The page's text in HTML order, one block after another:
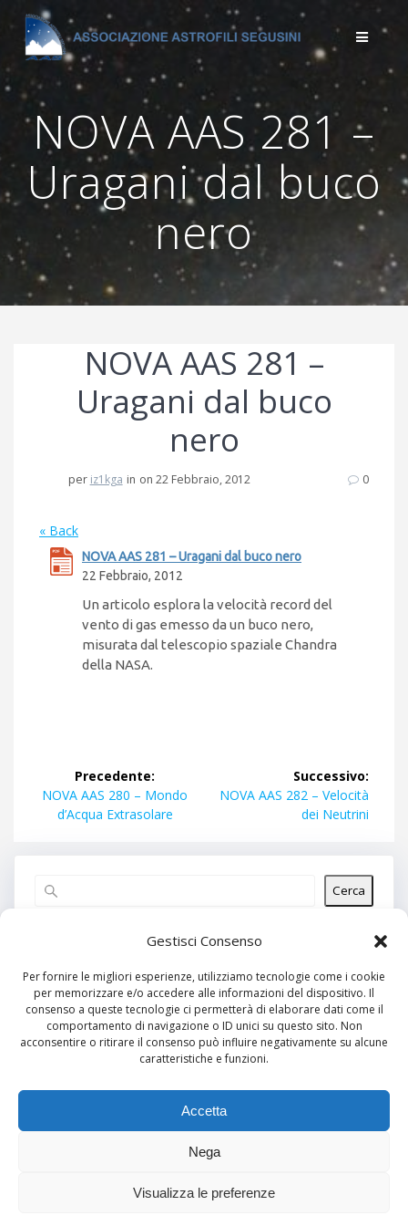
Gestisci Consenso
Per fornire le migliori esperienze, utilizziamo tecnologie come i cookie
per memorizzare e/o accedere alle informazioni del dispositivo. Il
consenso a queste tecnologie ci permetterà di elaborare dati come il
comportamento di navigazione o ID unici su questo sito. Non
acconsentire o ritirare il consenso può influire negativamente su alcune
caratteristiche e funzioni.
Accetta
Nega
Visualizza le preferenze
Salta
al
contenuto
NOVA AAS 281 –
Uragani dal buco
nero
NOVA AAS 281 –
Uragani dal buco
nero
per iz1kga in on 22 Febbraio, 2012 0
« Back
NOVA AAS 281 – Uragani dal buco nero
22 Febbraio, 2012
Un articolo esplora la velocità record del
vento di gas emesso da un buco nero,
misurata dal telescopio spaziale Chandra
della NASA.
Navigazione
articoli
Precedente:
Articolo
precedente:
NOVA AAS 280 – Mondo
d’Acqua Extrasolare
Successivo:
Articolo
NOVA AAS 282 – Velocità
dei Neutrini
Cerca
Articoli recenti
Commenti recenti
Nessun commento da mostrare.
Nessun archivio da mostrare.
Categorie
Nessuna categoria